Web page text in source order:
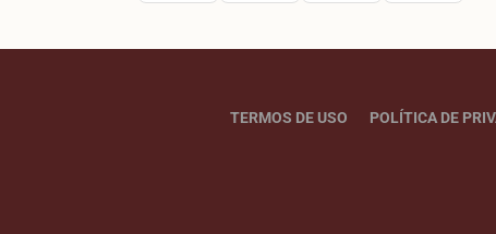
TERMOS DE USO POLÍTICA DE